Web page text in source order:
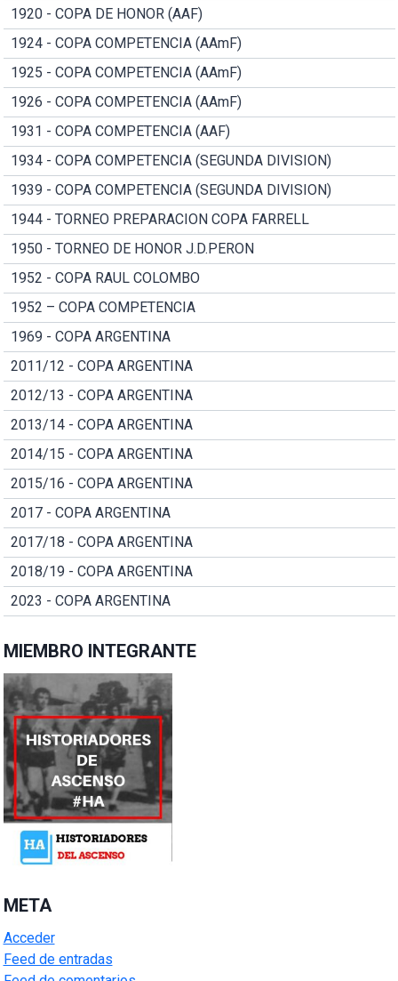
1920 - COPA DE HONOR (AAF)
1924 - COPA COMPETENCIA (AAmF)
1925 - COPA COMPETENCIA (AAmF)
1926 - COPA COMPETENCIA (AAmF)
1931 - COPA COMPETENCIA (AAF)
1934 - COPA COMPETENCIA (SEGUNDA DIVISION)
1939 - COPA COMPETENCIA (SEGUNDA DIVISION)
1944 - TORNEO PREPARACION COPA FARRELL
1950 - TORNEO DE HONOR J.D.PERON
1952 - COPA RAUL COLOMBO
1952 – COPA COMPETENCIA
1969 - COPA ARGENTINA
2011/12 - COPA ARGENTINA
2012/13 - COPA ARGENTINA
2013/14 - COPA ARGENTINA
2014/15 - COPA ARGENTINA
2015/16 - COPA ARGENTINA
2017 - COPA ARGENTINA
2017/18 - COPA ARGENTINA
2018/19 - COPA ARGENTINA
2023 - COPA ARGENTINA
MIEMBRO INTEGRANTE
META
Acceder
Feed de entradas